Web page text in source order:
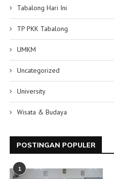
Tabalong Hari Ini
TP PKK Tabalong
UMKM
Uncategorized
University
Wisata & Budaya
POSTINGAN POPULER
1